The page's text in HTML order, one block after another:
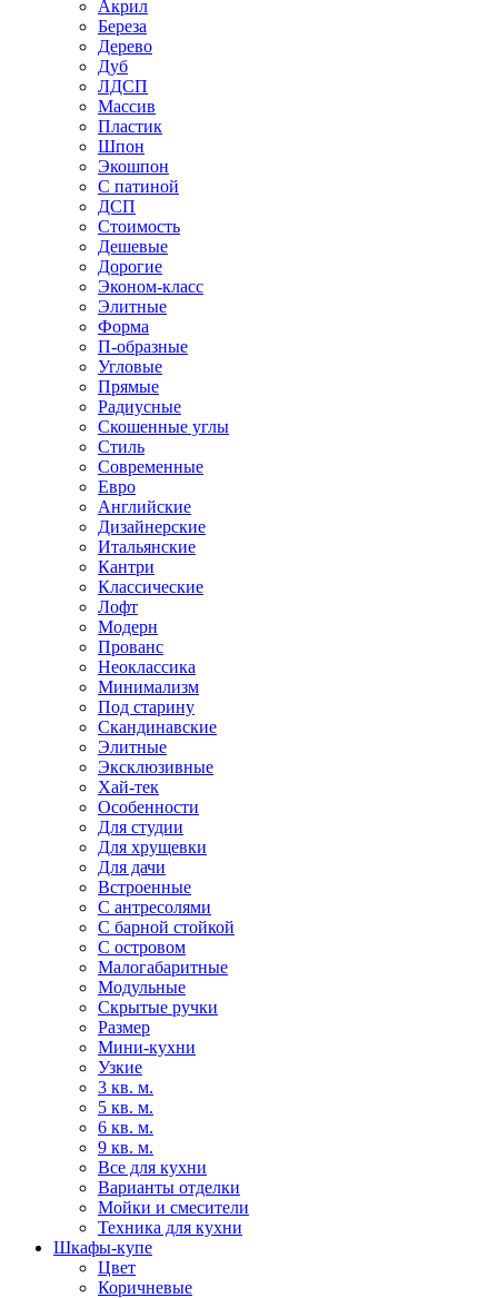
Акрил
Береза
Дерево
Дуб
ЛДСП
Массив
Пластик
Шпон
Экошпон
С патиной
ДСП
Стоимость
Дешевые
Дорогие
Эконом-класс
Элитные
Форма
П-образные
Угловые
Прямые
Радиусные
Скошенные углы
Стиль
Современные
Евро
Английские
Дизайнерские
Итальянские
Кантри
Классические
Лофт
Модерн
Прованс
Неоклассика
Минимализм
Под старину
Скандинавские
Элитные
Эксклюзивные
Хай-тек
Особенности
Для студии
Для хрущевки
Для дачи
Встроенные
С антресолями
С барной стойкой
С островом
Малогабаритные
Модульные
Скрытые ручки
Размер
Мини-кухни
Узкие
3 кв. м.
5 кв. м.
6 кв. м.
9 кв. м.
Все для кухни
Варианты отделки
Мойки и смесители
Техника для кухни
Шкафы-купе
Цвет
Коричневые